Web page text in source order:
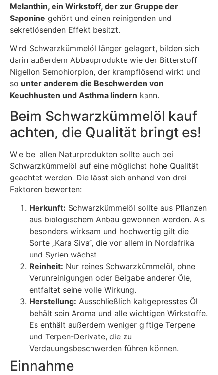
Melanthin, ein Wirkstoff, der zur Gruppe der
Saponine gehört und einen reinigenden und
sekretlösenden Effekt besitzt.
Wird Schwarzkümmelöl länger gelagert, bilden sich
darin außerdem Abbauprodukte wie der Bitterstoff
Nigellon Semohiorpion, der krampflösend wirkt und
so unter anderem die Beschwerden von
Keuchhusten und Asthma lindern kann.
Beim Schwarzkümmelöl kauf
achten, die Qualität bringt es!
Wie bei allen Naturprodukten sollte auch bei
Schwarzkümmelöl auf eine möglichst hohe Qualität
geachtet werden. Die lässt sich anhand von drei
Faktoren bewerten:
Herkunft: Schwarzkümmelöl sollte aus Pflanzen
aus biologischem Anbau gewonnen werden. Als
besonders wirksam und hochwertig gilt die
Sorte „Kara Siva“, die vor allem in Nordafrika
und Syrien wächst.
Reinheit: Nur reines Schwarzkümmelöl, ohne
Verunreinigungen oder Beigabe anderer Öle,
entfaltet seine volle Wirkung.
Herstellung: Ausschließlich kaltgepresstes Öl
behält sein Aroma und alle wichtigen Wirkstoffe.
Es enthält außerdem weniger giftige Terpene
und Terpen-Derivate, die zu
Verdauungsbeschwerden führen können.
Einnahme